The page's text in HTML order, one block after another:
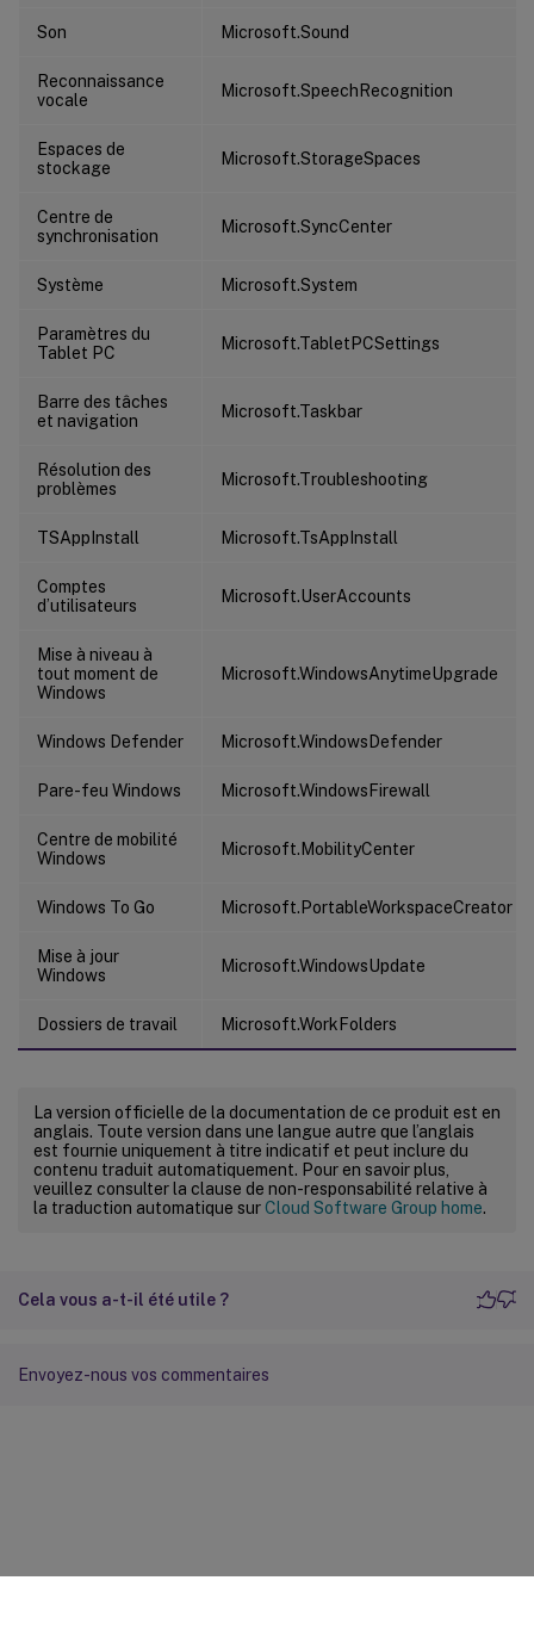
Son Microsoft.Sound
Reconnaissance
vocale
Microsoft.SpeechRecognition
Espaces de
stockage
Microsoft.StorageSpaces
Centre de
synchronisation
Microsoft.SyncCenter
Système Microsoft.System
Paramètres du
Tablet PC
Microsoft.TabletPCSettings
Barre des tâches
et navigation
Microsoft.Taskbar
Résolution des
problèmes
Microsoft.Troubleshooting
TSAppInstall Microsoft.TsAppInstall
Comptes
d’utilisateurs
Microsoft.UserAccounts
Mise à niveau à
tout moment de
Windows
Microsoft.WindowsAnytimeUpgrade
Windows Defender Microsoft.WindowsDefender
Pare-feu Windows Microsoft.WindowsFirewall
Centre de mobilité
Windows
Microsoft.MobilityCenter
Windows To Go Microsoft.PortableWorkspaceCreator
Mise à jour
Windows
Microsoft.WindowsUpdate
Dossiers de travail Microsoft.WorkFolders
La version officielle de la documentation de ce produit est en
anglais. Toute version dans une langue autre que l’anglais
est fournie uniquement à titre indicatif et peut inclure du
contenu traduit automatiquement. Pour en savoir plus,
veuillez consulter la clause de non-responsabilité relative à
la traduction automatique surCloud Software Group home.
Cela vous a-t-il été utile ?
Envoyez-nous vos commentaires